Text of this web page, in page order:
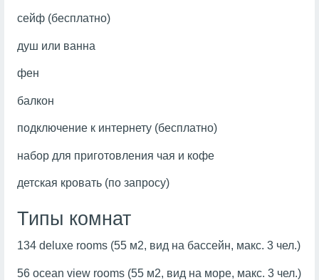
сейф (бесплатно)
душ или ванна
фен
балкон
подключение к интернету (бесплатно)
набор для приготовления чая и кофе
детская кровать (по запросу)
Типы комнат
134 deluxe rooms (55 м2, вид на бассейн, макс. 3 чел.)
56 оcean view rooms (55 м2, вид на море, макс. 3 чел.)